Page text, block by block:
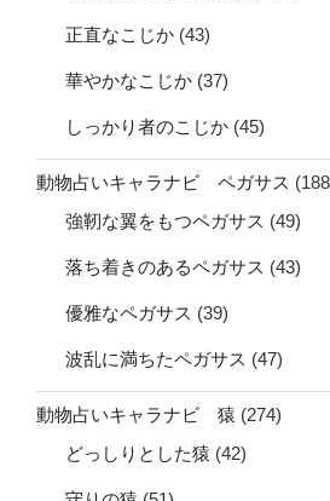
正直なこじか (43)
華やかなこじか (37)
しっかり者のこじか (45)
動物占いキャラナビ ペガサス
強靭な翼をもつペガサス (49)
落ち着きのあるペガサス (43)
優雅なペガサス (39)
波乱に満ちたペガサス (47)
動物占いキャラナビ 猿 (274)
どっしりとした猿 (42)